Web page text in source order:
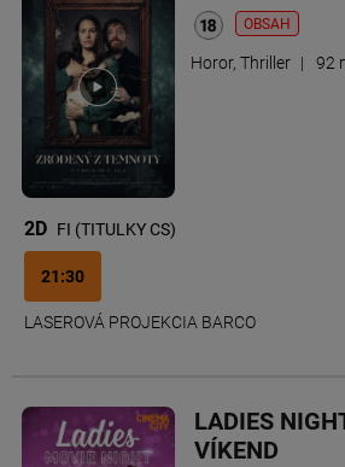
OBSAH
Horor, Thriller | 92
2D FI (TITULKY CS)
21:30
LASEROVÁ PROJEKCIA BARCO
LADIES
VÍKEND